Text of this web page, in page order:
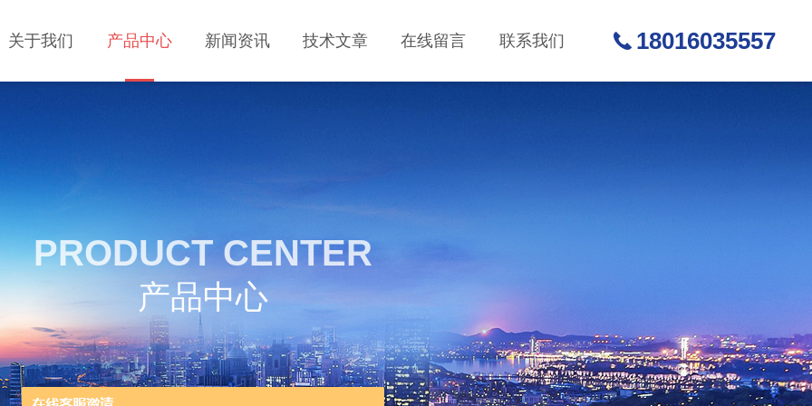
关于我们 产品中心 新闻资讯 技术文章 在线留言 联系我们 18016035557
PRODUCT CENTER
产品中心